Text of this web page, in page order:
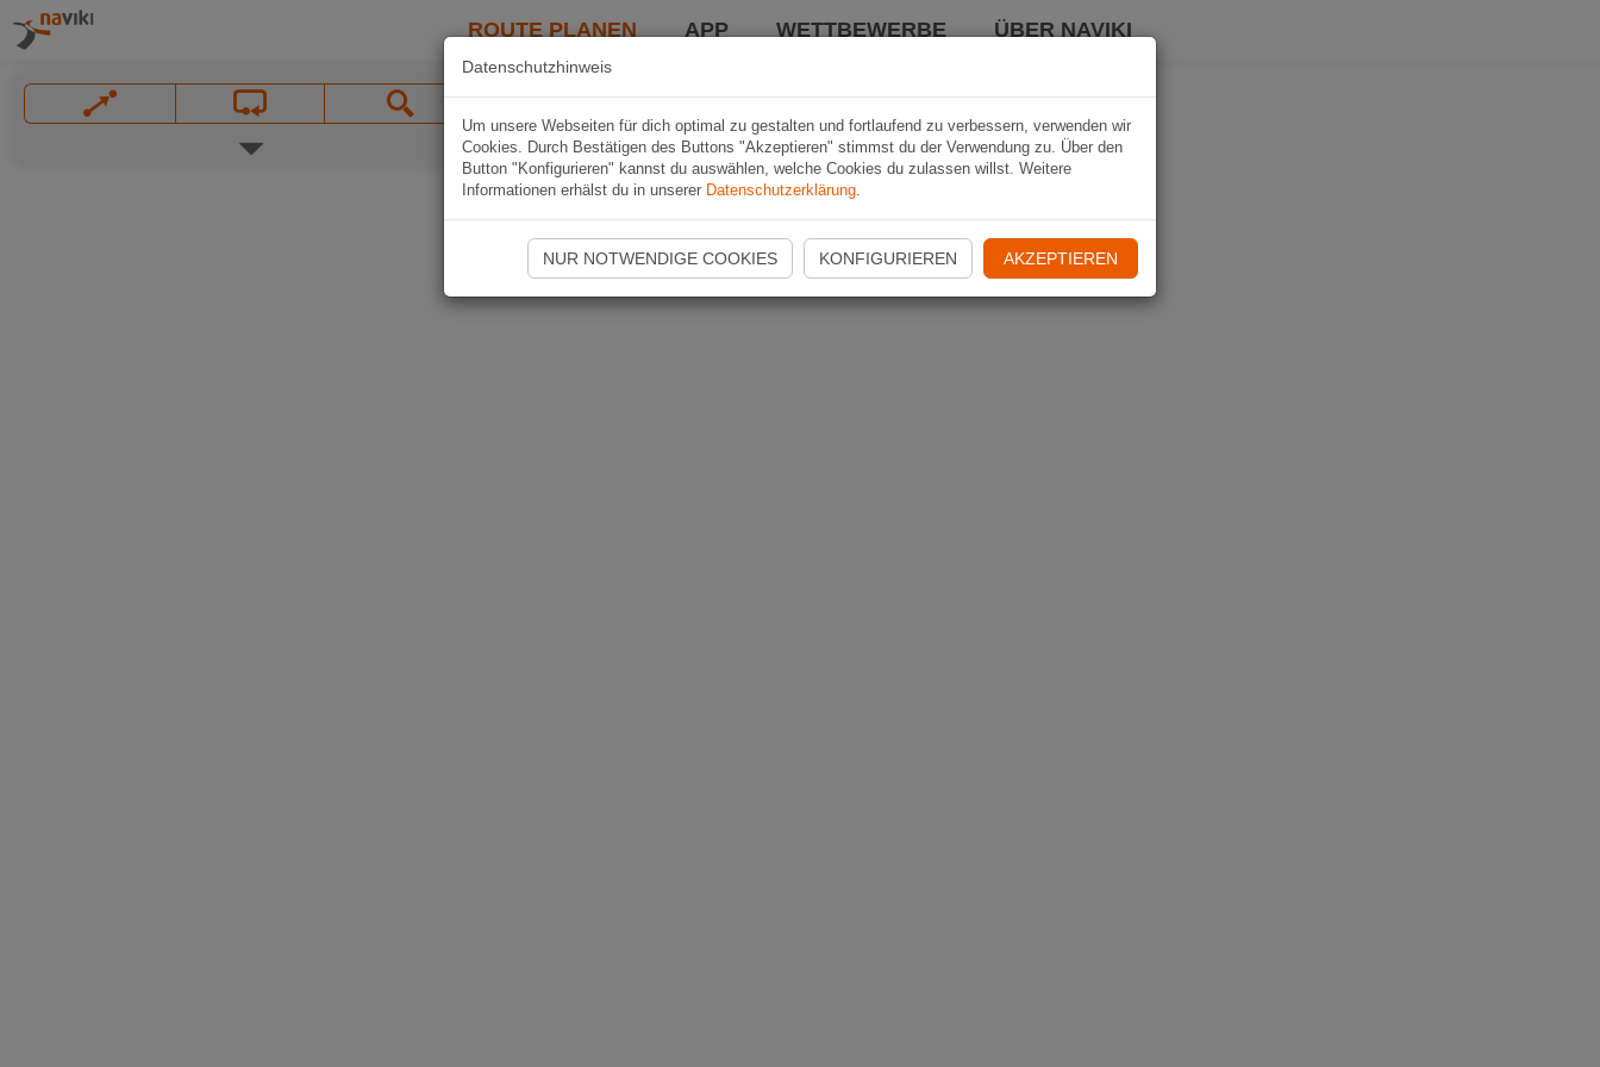
ROUTE PLANEN APP WETTBEWERBE ÜBER NAVIKI
Datenschutzhinweis
Um unsere Webseiten für dich optimal zu gestalten und fortlaufend zu verbessern, verwenden wir
Cookies. Durch Bestätigen des Buttons "Akzeptieren" stimmst du der Verwendung zu. Über den
Button "Konfigurieren" kannst du auswählen, welche Cookies du zulassen willst. Weitere
Informationen erhälst du in unserer Datenschutzerklärung.
NUR NOTWENDIGE COOKIES KONFIGURIEREN AKZEPTIEREN